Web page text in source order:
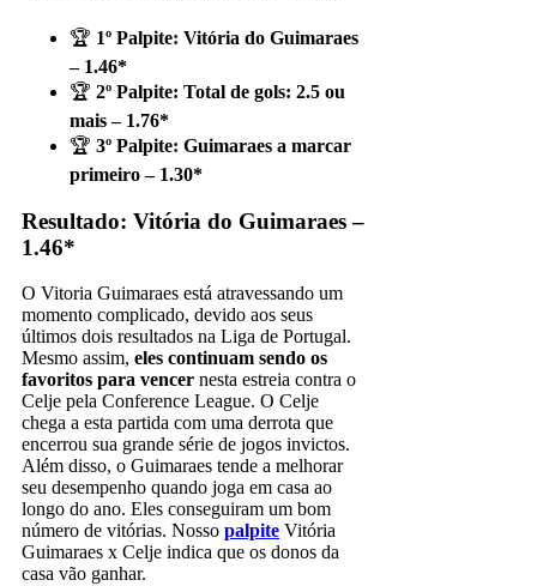
🏆 1º Palpite: Vitória do Guimaraes
– 1.46*
🏆 2º Palpite: Total de gols: 2.5 ou
mais – 1.76*
🏆 3º Palpite: Guimaraes a marcar
primeiro – 1.30*
Resultado: Vitória do Guimaraes –
1.46*
O Vitoria Guimaraes está atravessando um
momento complicado, devido aos seus
últimos dois resultados na Liga de Portugal.
Mesmo assim, eles continuam sendo os
favoritos para vencer nesta estreia contra o
Celje pela Conference League. O Celje
chega a esta partida com uma derrota que
encerrou sua grande série de jogos invictos.
Além disso, o Guimaraes tende a melhorar
seu desempenho quando joga em casa ao
longo do ano. Eles conseguiram um bom
número de vitórias. Nosso palpite Vitória
Guimaraes x Celje indica que os donos da
casa vão ganhar.